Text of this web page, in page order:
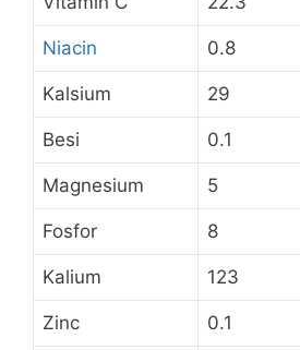
Niacin 0.8
Kalsium 29
Besi 0.1
Magnesium 5
Fosfor 8
Kalium 123
Zinc 0.1